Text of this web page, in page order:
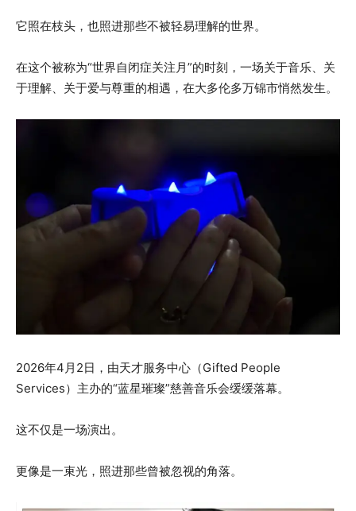
它照在枝头，也照进那些不被轻易理解的世界。
在这个被称为“世界自闭症关注月”的时刻，一场关于音乐、关
于理解、关于爱与尊重的相遇，在大多伦多万锦市悄然发生。
2026年4月2日，由天才服务中心（Gifted People
Services）主办的“蓝星璀璨”慈善音乐会缓缓落幕。
这不仅是一场演出。
更像是一束光，照进那些曾被忽视的角落。